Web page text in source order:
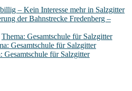
– Kein Interesse mehr in Salzgitter
der Bahnstrecke Fredenberg –
Thema: Gesamtschule für Salzgitter
Gesamtschule für Salzgitter
Gesamtschule für Salzgitter